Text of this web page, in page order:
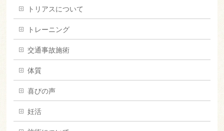
トリアスについて
トレーニング
交通事故施術
体質
喜びの声
妊活